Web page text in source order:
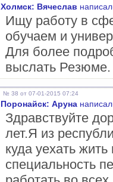
Холмск: Вячеслав
Ищу работу в
обучаем и
Для более
выслать Резюме.
№ 38 от 07-01-2015 07:24
Поронайск: Аруна
Здравствуйте
лет.Я из
куда уехать
специальность